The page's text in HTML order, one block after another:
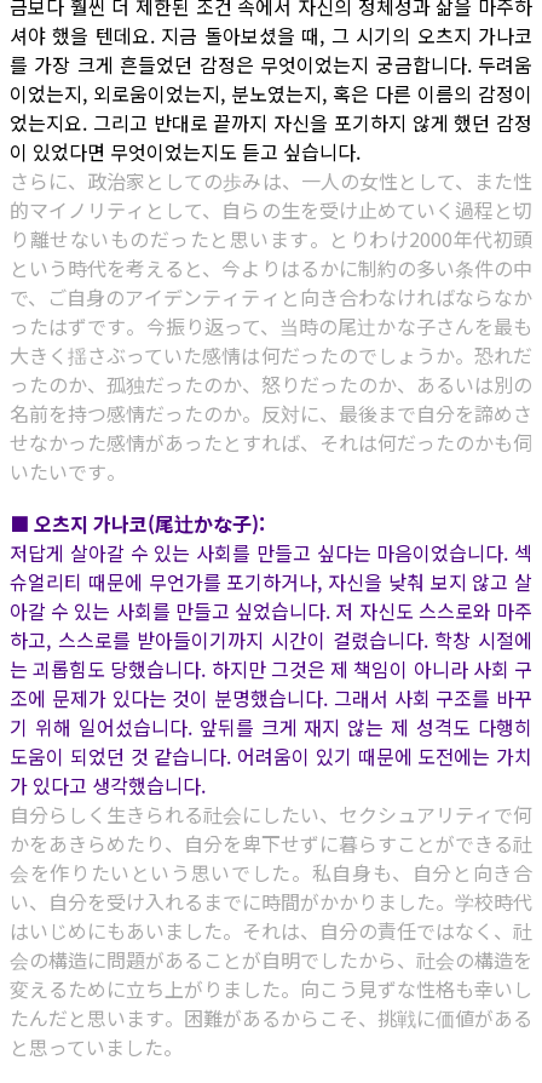
금보다 훨씬 더 제한된 조건 속에서 자신의 정체성과 삶을 마주하
셔야 했을 텐데요. 지금 돌아보셨을 때, 그 시기의 오츠지 가나코
를 가장 크게 흔들었던 감정은 무엇이었는지 궁금합니다. 두려움
이었는지, 외로움이었는지, 분노였는지, 혹은 다른 이름의 감정이
었는지요. 그리고 반대로 끝까지 자신을 포기하지 않게 했던 감정
이 있었다면 무엇이었는지도 듣고 싶습니다.
さらに、政治家としての歩みは、一人の女性として、また性
的マイノリティとして、自らの生を受け止めていく過程と切
り離せないものだったと思います。とりわけ2000年代初頭
という時代を考えると、今よりはるかに制約の多い条件の中
で、ご自身のアイデンティティと向き合わなければならなか
ったはずです。今振り返って、当時の尾辻かな子さんを最も
大きく揺さぶっていた感情は何だったのでしょうか。恐れだ
ったのか、孤独だったのか、怒りだったのか、あるいは別の
名前を持つ感情だったのか。反対に、最後まで自分を諦めさ
せなかった感情があったとすれば、それは何だったのかも伺
いたいです。
■ 오츠지 가나코(尾辻かな子):
저답게 살아갈 수 있는 사회를 만들고 싶다는 마음이었습니다. 섹
슈얼리티 때문에 무언가를 포기하거나, 자신을 낮춰 보지 않고 살
아갈 수 있는 사회를 만들고 싶었습니다. 저 자신도 스스로와 마주
하고, 스스로를 받아들이기까지 시간이 걸렸습니다. 학창 시절에
는 괴롭힘도 당했습니다. 하지만 그것은 제 책임이 아니라 사회 구
조에 문제가 있다는 것이 분명했습니다. 그래서 사회 구조를 바꾸
기 위해 일어섰습니다. 앞뒤를 크게 재지 않는 제 성격도 다행히
도움이 되었던 것 같습니다. 어려움이 있기 때문에 도전에는 가치
가 있다고 생각했습니다.
自分らしく生きられる社会にしたい、セクシュアリティで何
かをあきらめたり、自分を卑下せずに暮らすことができる社
会を作りたいという思いでした。私自身も、自分と向き合
い、自分を受け入れるまでに時間がかかりました。学校時代
はいじめにもあいました。それは、自分の責任ではなく、社
会の構造に問題があることが自明でしたから、社会の構造を
変えるために立ち上がりました。向こう見ずな性格も幸いし
たんだと思います。困難があるからこそ、挑戦に価値がある
と思っていました。